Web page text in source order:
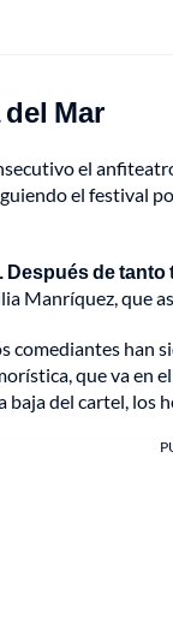
Mar
el
el festival
de
Manríquez, que
comediantes
que va en
del cartel, los